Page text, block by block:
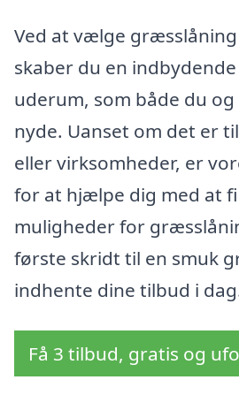
Ved at vælge græsslåning
skaber du en
uderum, som både du
nyde. Uanset om det er
eller virksomheder, er
for at hjælpe dig med at
muligheder for
første skridt til en smuk
indhente dine tilbud i
Få 3 tilbud, gratis og